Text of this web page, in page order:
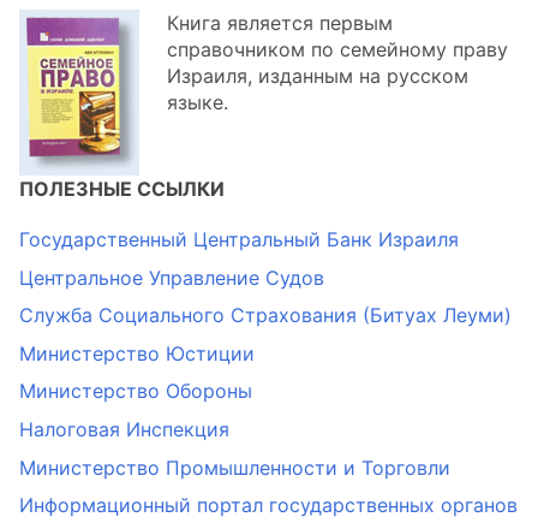
Книга является первым
справочником по семейному праву
Израиля, изданным на русском
языке.
ПОЛЕЗНЫЕ ССЫЛКИ
Государственный Центральный Банк Израиля
Центральное Управление Судов
Служба Социального Страхования (Битуах Леуми)
Министерство Юстиции
Министерство Обороны
Налоговая Инспекция
Министерство Промышленности и Торговли
Информационный портал государственных органов